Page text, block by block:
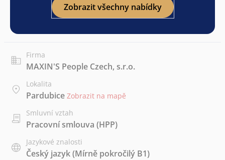
Zobrazit všechny nabídky
Firma
MAXIN'S People Czech, s.r.o.
Lokalita
Pardubice Zobrazit na mapě
Smluvní vztah
Pracovní smlouva (HPP)
Jazykové znalosti
Český jazyk(Mírně pokročilý B1)